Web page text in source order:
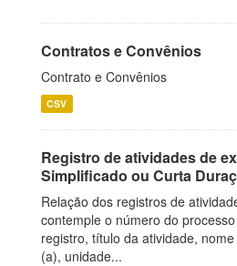
Contratos e Convênios
Contrato e Convênios
CSV
Registro de atividades de
Simplificado ou Curta
Relação dos registros de
contemple o número do
registro, título da atividade,
(a), unidade...